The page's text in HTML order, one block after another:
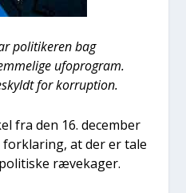
poli­ti­ke­ren bag
ufopro­gram.
for kor­rup­tion.
fra den 16. decem­ber
for­kla­ring, at der er tale
ræve­ka­ger.